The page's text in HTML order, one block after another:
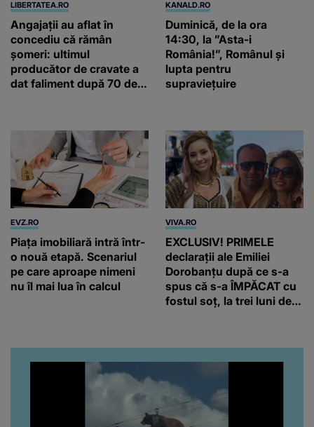
LIBERTATEA.RO
Angajații au aflat în
concediu că rămân
șomeri: ultimul
producător de cravate a
dat faliment după 70 de
KANALD.RO
Duminică, de la ora
14:30, la ”Asta-i
România!”, Românul și
lupta pentru
supraviețuire
EVZ.RO
Piața imobiliară intră într-
o nouă etapă. Scenariul
pe care aproape nimeni
nu îl mai lua în calcul
VIVA.RO
EXCLUSIV! PRIMELE
declarații ale Emiliei
Dorobanțu după ce s-a
spus că s-a ÎMPĂCAT cu
fostul soț, la trei luni de
artistă i-a lăsat MASCĂ
pe toți. De data aceasta,
”Poate că aveam să ne
spunem, să ne...”